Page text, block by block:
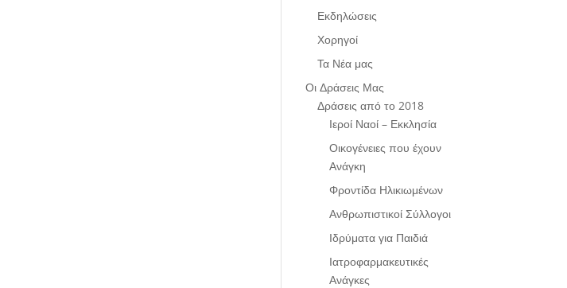
Εκδηλώσεις
Χορηγοί
Τα Νέα μας
Οι Δράσεις Μας
Δράσεις από το 2018
Ιεροί Ναοί – Εκκλησία
Οικογένειες που έχουν
Ανάγκη
Φροντίδα Ηλικιωμένων
Ανθρωπιστικοί Σύλλογοι
Ιδρύματα για Παιδιά
Ιατροφαρμακευτικές
Ανάγκες